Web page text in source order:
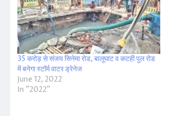
35 करोड़ से संजय सिनेमा रोड, बालूघाट व कटही पुल रोड
में बनेगा स्टॉर्म वाटर ड्रेनेज
June 12, 2022
In "2022"